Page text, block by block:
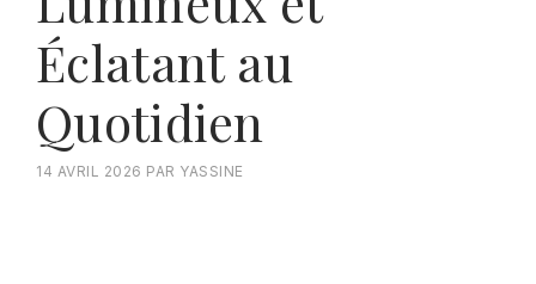
Éclatant au
Quotidien
14 AVRIL 2026 PAR YASSINE